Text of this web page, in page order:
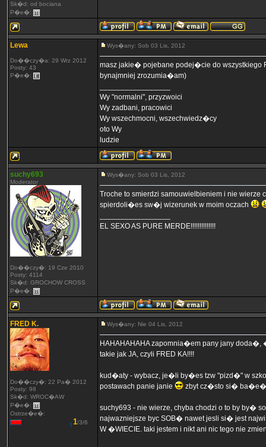
Sk�d: od bociana
P�e�:
Lewa
Do��czy�a: 29 Wrz 2012
Posty: 43
P�e�:
Wys�any: Sob 03 Lis, 2012
masz jakie� pojebane podej�cie do
bynajmniej zrozumia�am)
Wy "normalni", przyzwoici
Wy zadbani, pracowici
Wy wszechmocni, wszechwiedz�cy
oto Wy
ludzie
suchy693
Moderator
Do��czy�: 19 Cze 2010
Posty: 4114
Sk�d: GROCHOW CROSS
P�e�:
Wys�any: Sob 03 Lis, 2012
Troche to smierdzi samouwielbieniem i nie wierze
spierdoli�es sw�j wizerunek w moim oczach
EL SEXO AS PURE MERDE!!!!!!!!!!!!!!
FRED K.
Do��czy�: 22 Pa� 2012
Posty: 98
Sk�d: WROC�AW
P�e�:
Ostrze�e�:
1/3/6
Wys�any: Nie 04 Lis, 2012
HAHAHAHAHA zapomnia�em pany jany
takie jak JA, czyli FRED KA!!!!
kud�aty - wybacz, je�li by�es tzw "pizd�" w
postawach panie janie
zbyt cz�sto si�
suchy693 - nie wierze, chyba chodzi o to by by�
najwazniejsze byc SOB� nawet jesli si� jest
W �WIECIE. taki jestem i nikt ani nic tego nie